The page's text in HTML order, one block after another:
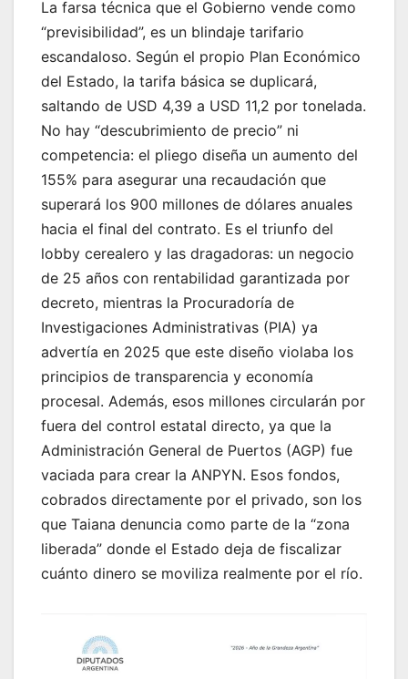
La farsa técnica que el Gobierno vende como
“previsibilidad”, es un blindaje tarifario
escandaloso. Según el propio Plan Económico
del Estado, la tarifa básica se duplicará,
saltando de USD 4,39 a USD 11,2 por tonelada.
No hay “descubrimiento de precio” ni
competencia: el pliego diseña un aumento del
155% para asegurar una recaudación que
superará los 900 millones de dólares anuales
hacia el final del contrato. Es el triunfo del
lobby cerealero y las dragadoras: un negocio
de 25 años con rentabilidad garantizada por
decreto, mientras la Procuradoría de
Investigaciones Administrativas (PIA) ya
advertía en 2025 que este diseño violaba los
principios de transparencia y economía
procesal. Además, esos millones circularán por
fuera del control estatal directo, ya que la
Administración General de Puertos (AGP) fue
vaciada para crear la ANPYN. Esos fondos,
cobrados directamente por el privado, son los
que Taiana denuncia como parte de la “zona
liberada” donde el Estado deja de fiscalizar
cuánto dinero se moviliza realmente por el río.